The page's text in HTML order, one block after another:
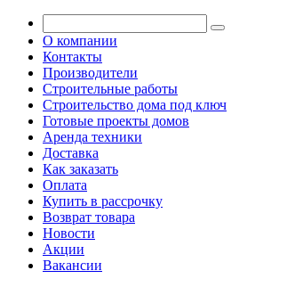
О компании
Контакты
Производители
Строительные работы
Строительство дома под ключ
Готовые проекты домов
Аренда техники
Доставка
Как заказать
Оплата
Купить в рассрочку
Возврат товара
Новости
Акции
Вакансии